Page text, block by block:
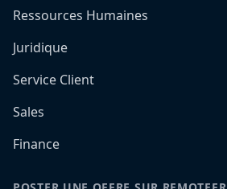
Ressources Humaines
Juridique
Service Client
Sales
Finance